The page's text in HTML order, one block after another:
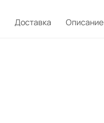
Доставка Описание